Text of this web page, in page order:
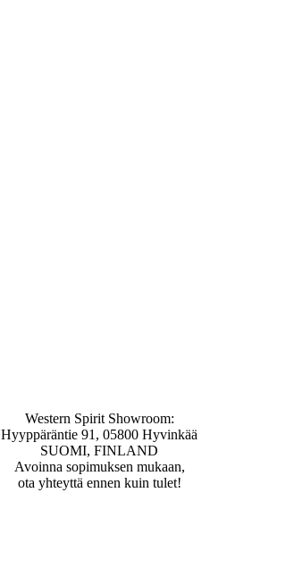
Western Spirit Showroom:
Hyyppäräntie 91, 05800 Hyvinkää
SUOMI, FINLAND
Avoinna sopimuksen mukaan,
ota yhteyttä ennen kuin tulet!